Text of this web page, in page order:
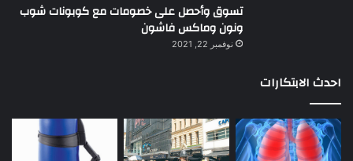
تسوق وأحصل على خصومات مع كوبونات شوب
ونون وماكس فاشون
نوفمبر 22, 2021
احدث الابتكارات